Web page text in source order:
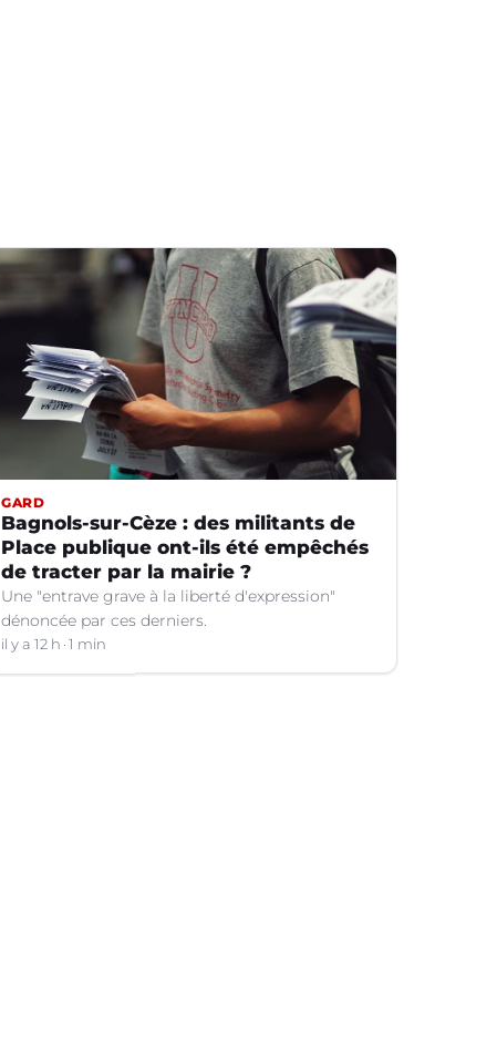
GARD
Bagnols-sur-Cèze : des militants de
Place publique ont-ils été empêchés
de tracter par la mairie ?
Une "entrave grave à la liberté d'expression"
dénoncée par ces derniers.
il y a 12 h 1 min